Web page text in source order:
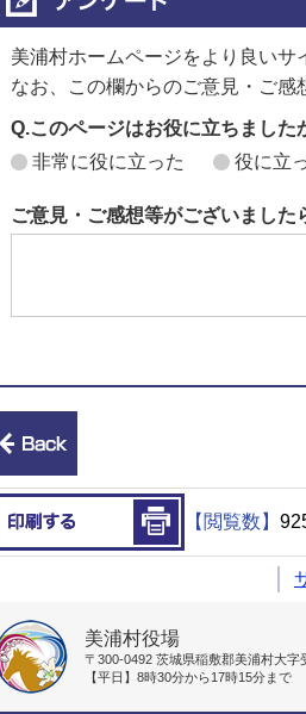
美浦村ホームページをより良いサ
なお、この欄からのご意見・ご感
Q.このページはお役に立ちました
非常に役に立った
役に立
ご意見・ご感想等がございました
印刷する
【閲覧数】
美浦村役場
〒300-0492 茨城県稲敷郡美浦村大字
【平日】8時30分から17時15分まで